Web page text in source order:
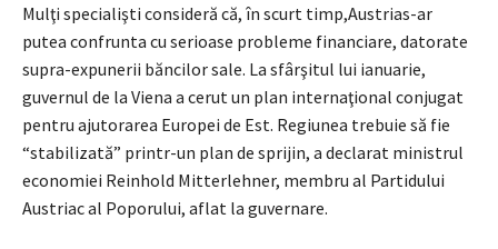
Mulţi specialişti consideră că, în scurt timp,Austrias-ar
putea confrunta cu serioase probleme financiare, datorate
supra-expunerii băncilor sale. La sfârşitul lui ianuarie,
guvernul de la Viena a cerut un plan internaţional conjugat
pentru ajutorarea Europei de Est. Regiunea trebuie să fie
“stabilizată” printr-un plan de sprijin, a declarat ministrul
economiei Reinhold Mitterlehner, membru al Partidului
Austriac al Poporului, aflat la guvernare.